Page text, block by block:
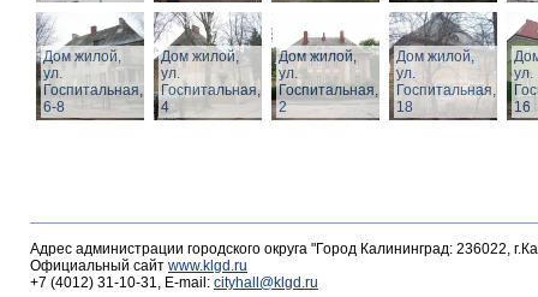
Дом жилой,
ул.
Госпитальная,
6-8
Дом жилой,
ул.
Госпитальная,
4
Дом жилой,
ул.
Госпитальная,
2
Дом жилой,
ул.
Госпитальная,
18
ул.
16
Адрес администрации городского округа "Город Калининград: 236022,
Официальный сайт www.klgd.ru
+7 (4012) 31-10-31, E-mail: cityhall@klgd.ru